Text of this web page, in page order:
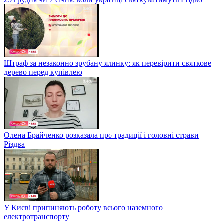
Штраф за незаконно зрубану ялинку: як перевірити святкове
дерево перед купівлею
Олена Брайченко розказала про традиції і головні страви
Різдва
У Києві припиняють роботу всього наземного
електротранспорту